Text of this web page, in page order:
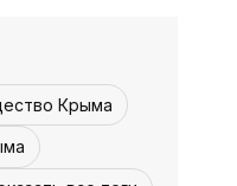
Крыма